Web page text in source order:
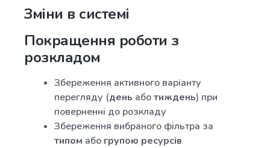
Зміни в системі
Покращення роботи з
розкладом
Збереження активного варіанту
перегляду (день аботиждень) при
поверненні до розкладу
Збереження вибраного фільтра за
типом або групою ресурсів